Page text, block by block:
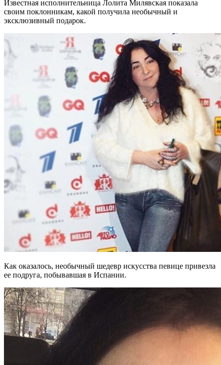
Известная исполнительница Лолита Милявская показала
своим поклонникам, какой получила необычный и
эксклюзивный подарок.
Как оказалось, необычный шедевр искусства певице привезла
ее подруга, побывавшая в Испании.